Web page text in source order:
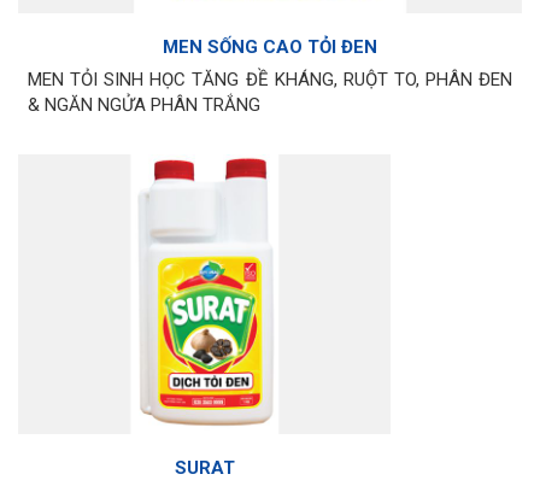
MEN SỐNG CAO TỎI ĐEN
MEN TỎI SINH HỌC TĂNG ĐỀ KHÁNG, RUỘT TO, PHÂN ĐEN
& NGĂN NGỬA PHÂN TRẮNG
SURAT